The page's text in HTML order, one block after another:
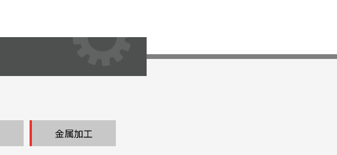
金属加工